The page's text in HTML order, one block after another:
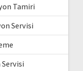
Tamiri
Servisi